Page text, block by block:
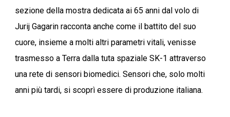
sezione della mostra dedicata ai 65 anni dal volo di
Jurij Gagarin racconta anche come il battito del suo
cuore, insieme a molti altri parametri vitali, venisse
trasmesso a Terra dalla tuta spaziale SK-1 attraverso
una rete di sensori biomedici. Sensori che, solo molti
anni più tardi, si scoprì essere di produzione italiana.